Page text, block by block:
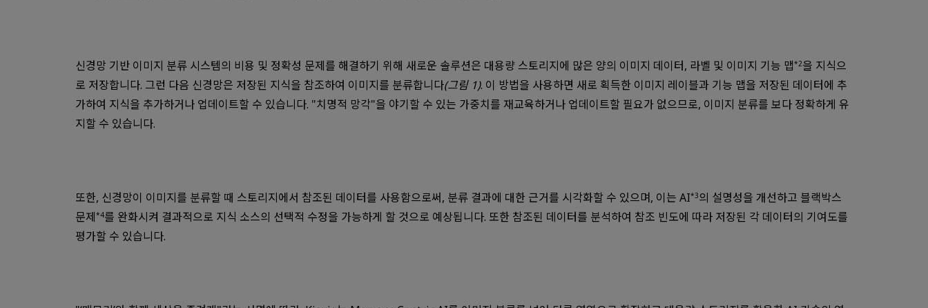
신경망 기반 이미지 분류 시스템의 비용 및 정확성 문제를 해결하기 위해 새로운 솔루션은 대용량 스토리지에 많은 양의 이미지 데이터, 라벨 및 이미지 기능 맵*2을 지식으
로 저장합니다. 그런 다음 신경망은 저장된 지식을 참조하여 이미지를 분류합니다(그림 1). 이 방법을 사용하면 새로 획득한 이미지 레이블과 기능 맵을 저장된 데이터에 추
가하여 지식을 추가하거나 업데이트할 수 있습니다. "치명적 망각"을 야기할 수 있는 가중치를 재교육하거나 업데이트할 필요가 없으므로, 이미지 분류를 보다 정확하게 유
지할 수 있습니다.
또한, 신경망이 이미지를 분류할 때 스토리지에서 참조된 데이터를 사용함으로써, 분류 결과에 대한 근거를 시각화할 수 있으며, 이는 AI*3의 설명성을 개선하고 블랙박스
문제*4를 완화시켜 결과적으로 지식 소스의 선택적 수정을 가능하게 할 것으로 예상됩니다. 또한 참조된 데이터를 분석하여 참조 빈도에 따라 저장된 각 데이터의 기여도를
평가할 수 있습니다.